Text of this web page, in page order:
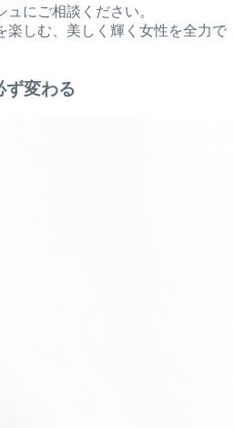
にご相談ください。
楽しむ、美しく輝く女性を全力で
ず変わる